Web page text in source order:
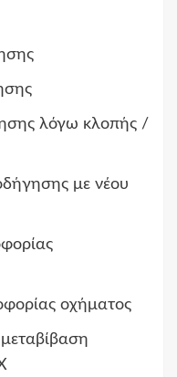
λόγω κλοπής /
με νέου
οχήματος